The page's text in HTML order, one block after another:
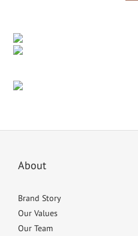
About
Brand Story
Our Values
Our Team